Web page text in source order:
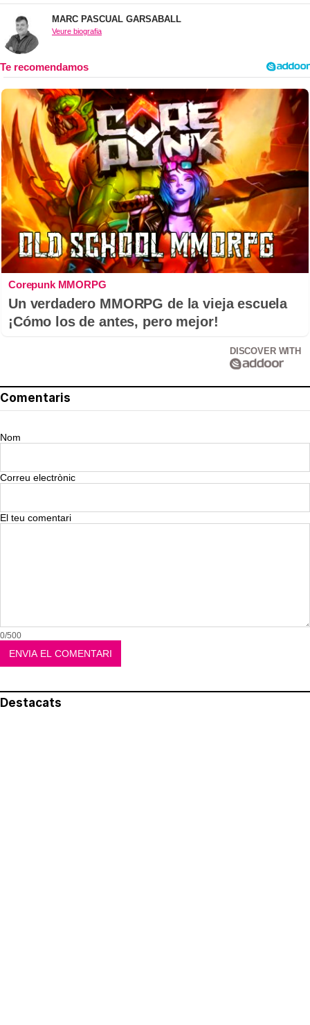
MARC PASCUAL GARSABALL
Veure biografia
Corepunk MMORPG
Un verdadero MMORPG de la vieja escuela
¡Cómo los de antes, pero mejor!
DISCOVER WITH
Comentaris
Nom
Correu electrònic
El teu comentari
0/500
Destacats